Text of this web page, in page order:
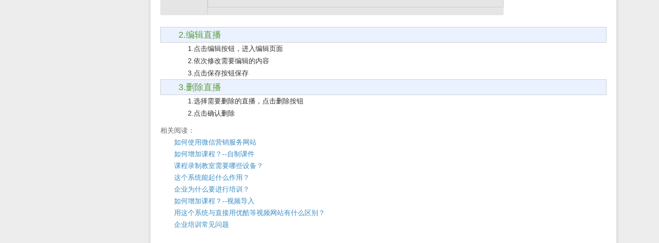
2.编辑直播
1. 点击编辑按钮，进入编辑页面
2. 依次修改需要编辑的内容
3. 点击保存按钮保存
3.删除直播
1. 选择需要删除的直播，点击删除按钮
2. 点击确认删除
相关阅读：
如何使用微信营销服务网站
如何增加课程？--自制课件
课程录制教室需要哪些设备？
这个系统能起什么作用？
企业为什么要进行培训？
如何增加课程？--视频导入
用这个系统与直接用优酷等视频网站有什么区别？
企业培训常见问题